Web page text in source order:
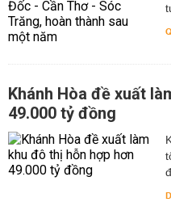
Khánh Hòa đề xuất
49.000 tỷ đồng